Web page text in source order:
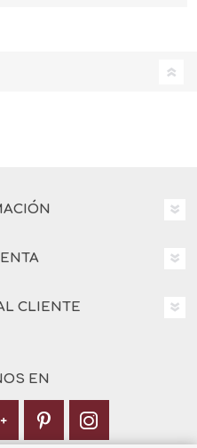
CLIENTE
EN